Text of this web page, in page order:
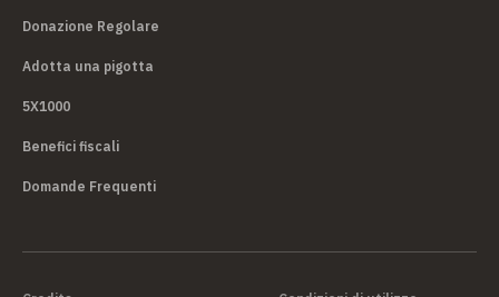
Donazione Regolare
Adotta una pigotta
5X1000
Benefici fiscali
Domande Frequenti